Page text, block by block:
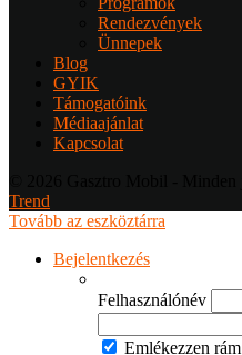
Rendezvények
Ünnepek
Blog
GYIK
Támogatóink
Médiaajánlat
Kapcsolat
Trend
Tovább az eszköztárra
Bejelentkezés
Felhasználónév
Emlékezzen rám